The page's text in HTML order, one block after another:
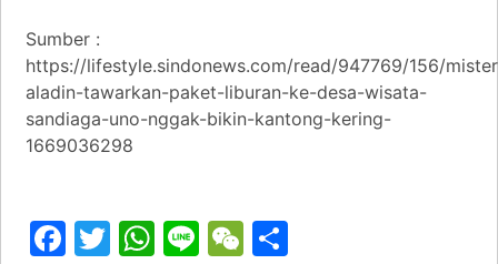
Sumber :
https://lifestyle.sindonews.com/read/947769/156/
aladin-tawarkan-paket-liburan-ke-desa-wisata-
sandiaga-uno-nggak-bikin-kantong-kering-
1669036298
Facebook
Twitter
WhatsApp
LineWeChat